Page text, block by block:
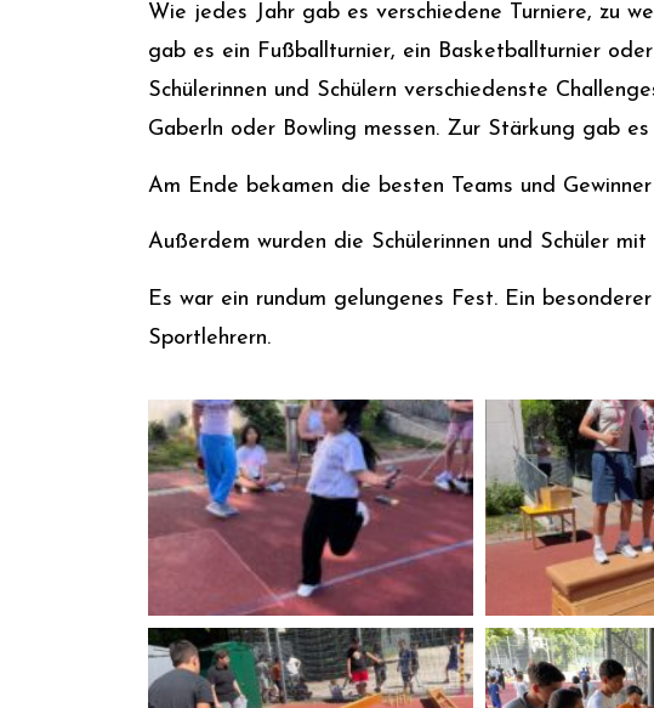
Wie jedes Jahr gab es verschiedene Turniere, zu
gab es ein Fußballturnier, ein Basketballturnier
Schülerinnen und Schülern verschiedenste
Gaberln oder Bowling messen. Zur Stärkung gab
Am Ende bekamen die besten Teams und
Außerdem wurden die Schülerinnen und Schüler
Es war ein rundum gelungenes Fest. Ein
Sportlehrern.